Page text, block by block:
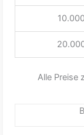
Alle Preise